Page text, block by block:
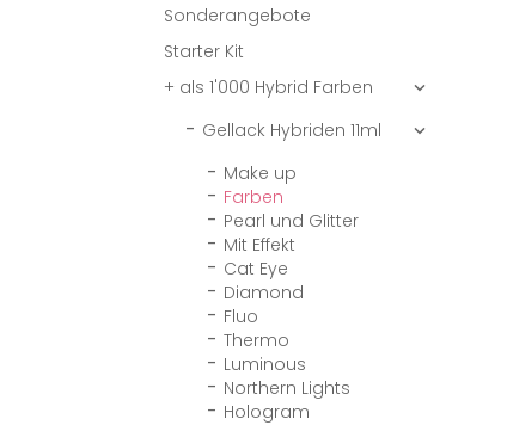
Sonderangebote
Starter Kit
+ als 1'000 Hybrid Farben

Gellack Hybriden 11ml 
Make up
Farben
Pearl und Glitter
Mit Effekt
Cat Eye
Diamond
Fluo
Thermo
Luminous
Northern Lights
Hologram